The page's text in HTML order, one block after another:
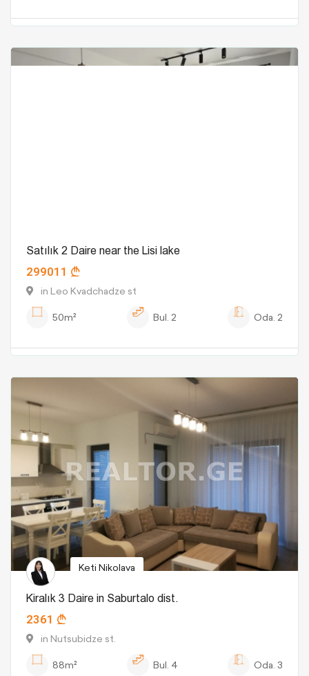
Satılık 2 Daire near the Lisi lake
299011
in Leo Kvadchadze st
50m²
Bul. 2 Oda. 2
Keti Nikolava
Kiralık 3 Daire in Saburtalo dist.
2361
in Nutsubidze st.
88m²
Bul. 4 Oda. 3